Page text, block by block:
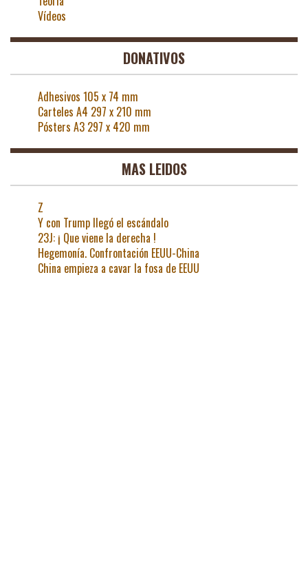
Vídeos
DONATIVOS
Adhesivos 105 x 74 mm
Carteles A4 297 x 210 mm
Pósters A3 297 x 420 mm
MAS LEIDOS
Z
Y con Trump llegó el escándalo
23J: ¡ Que viene la derecha !
Hegemonía. Confrontación EEUU-China
China empieza a cavar la fosa de EEUU